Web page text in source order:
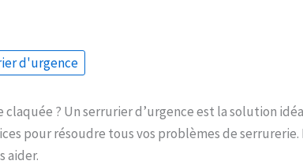
d'urgence
? Un serrurier d’urgence est la solution
pour résoudre tous vos problèmes de serrurerie.
aider.